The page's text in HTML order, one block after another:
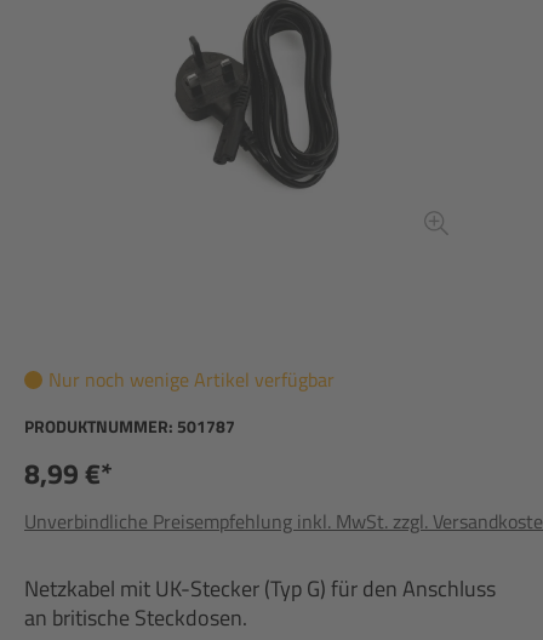
Nur noch wenige Artikel verfügbar
PRODUKTNUMMER: 501787
8,99 €*
Unverbindliche Preisempfehlung inkl. MwSt. zzgl.
Netzkabel mit UK-Stecker (Typ G) für den Anschluss
an britische Steckdosen.